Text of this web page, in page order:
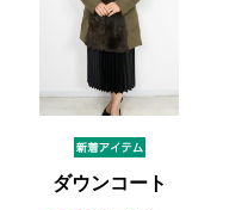
ダウンコート